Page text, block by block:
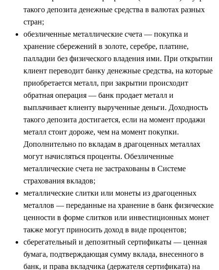
такого депозита денежные средства в валютах разных
стран;
обезличенные металлические счета — покупка и
хранение сбережений в золоте, серебре, платине,
палладии без физического владения ими. При открытии
клиент переводит банку денежные средства, на которые
приобретается металл, при закрытии происходит
обратная операция — банк продает металл и
выплачивает клиенту вырученные деньги. Доходность
такого депозита достигается, если на момент продажи
металл стоит дороже, чем на момент покупки.
Дополнительно по вкладам в драгоценных металлах
могут начисляться проценты. Обезличенные
металлические счета не застрахованы в Системе
страхования вкладов;
металлические слитки или монеты из драгоценных
металлов — переданные на хранение в банк физические
ценности в форме слитков или инвестиционных монет
также могут приносить доход в виде процентов;
сберегательный и депозитный сертификаты — ценная
бумага, подтверждающая сумму вклада, внесенного в
банк, и права вкладчика (держателя сертификата) на